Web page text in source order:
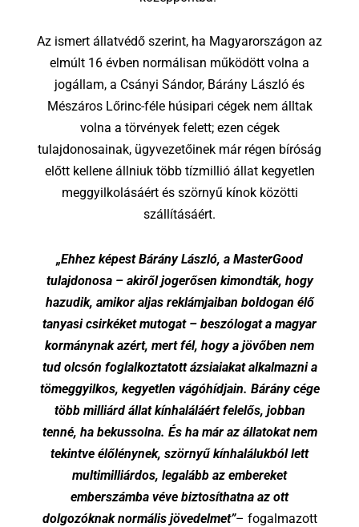
Az ismert állatvédő szerint, ha Magyarországon az
elmúlt 16 évben normálisan működött volna a
jogállam, a Csányi Sándor, Bárány László és
Mészáros Lőrinc-féle húsipari cégek nem álltak
volna a törvények felett; ezen cégek
tulajdonosainak, ügyvezetőinek már régen bíróság
előtt kellene állniuk több tízmillió állat kegyetlen
meggyilkolásáért és szörnyű kínok közötti
szállításáért.
„Ehhez képest Bárány László, a MasterGood
tulajdonosa – akiről jogerősen kimondták, hogy
hazudik, amikor aljas reklámjaiban boldogan élő
tanyasi csirkéket mutogat – beszólogat a magyar
kormánynak azért, mert fél, hogy a jövőben nem
tud olcsón foglalkoztatott ázsiaiakat alkalmazni a
tömeggyilkos, kegyetlen vágóhídjain. Bárány cége
több milliárd állat kínhaláláért felelős, jobban
tenné, ha bekussolna. És ha már az állatokat nem
tekintve élőlénynek, szörnyű kínhalálukból lett
multimilliárdos, legalább az embereket
emberszámba véve biztosíthatna az ott
dolgozóknak normális jövedelmet”– fogalmazott